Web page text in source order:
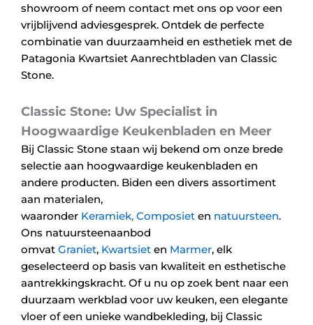
showroom of neem contact met ons op voor een
vrijblijvend adviesgesprek. Ontdek de perfecte
combinatie van duurzaamheid en esthetiek met de
Patagonia Kwartsiet Aanrechtbladen van Classic
Stone.
Classic Stone: Uw Specialist in
Hoogwaardige Keukenbladen en Meer
Bij Classic Stone staan wij bekend om onze brede
selectie aan hoogwaardige keukenbladen en
andere producten. Biden een divers assortiment
aan materialen,
waaronder Keramiek, Composiet en natuursteen.
Ons natuursteenaanbod
omvat Graniet, Kwartsiet en Marmer, elk
geselecteerd op basis van kwaliteit en esthetische
aantrekkingskracht. Of u nu op zoek bent naar een
duurzaam werkblad voor uw keuken, een elegante
vloer of een unieke wandbekleding, bij Classic